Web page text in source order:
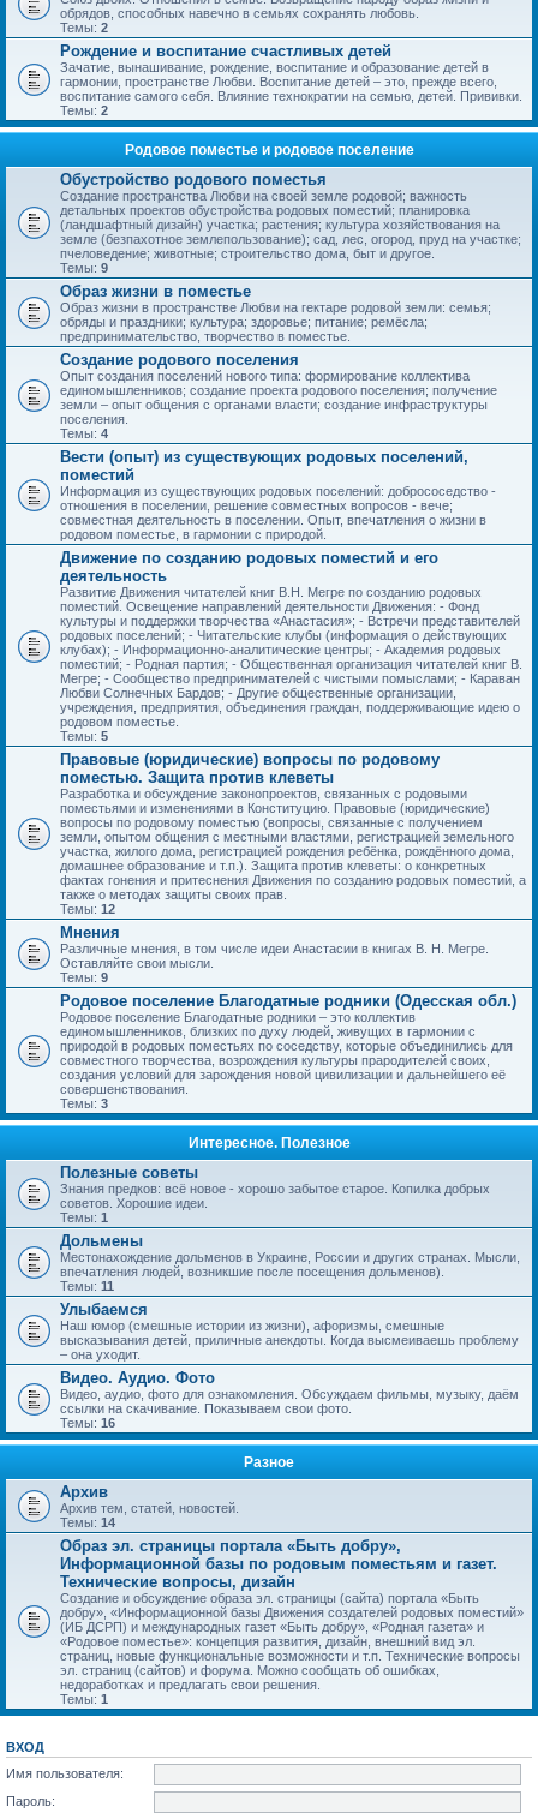
обрядов, способных навечно в семьях сохранять любовь.
Темы: 2
Рождение и воспитание счастливых детей
Зачатие, вынашивание, рождение, воспитание и образование детей в
гармонии, пространстве Любви. Воспитание детей – это, прежде всего,
воспитание самого себя. Влияние технократии на семью, детей. Прививки.
Темы: 2
Родовое поместье и родовое поселение
Обустройство родового поместья
Создание пространства Любви на своей земле родовой; важность
детальных проектов обустройства родовых поместий; планировка
(ландшафтный дизайн) участка; растения; культура хозяйствования на
земле (безпахотное землепользование); сад, лес, огород, пруд на участке;
пчеловедение; животные; строительство дома, быт и другое.
Темы: 9
Образ жизни в поместье
Образ жизни в пространстве Любви на гектаре родовой земли: семья;
обряды и праздники; культура; здоровье; питание; ремёсла;
предпринимательство, творчество в поместье.
Создание родового поселения
Опыт создания поселений нового типа: формирование коллектива
единомышленников; создание проекта родового поселения; получение
земли – опыт общения с органами власти; создание инфраструктуры
поселения.
Темы: 4
Вести (опыт) из существующих родовых поселений,
поместий
Информация из существующих родовых поселений: добрососедство -
отношения в поселении, решение совместных вопросов - вече;
совместная деятельность в поселении. Опыт, впечатления о жизни в
родовом поместье, в гармонии с природой.
Движение по созданию родовых поместий и его
деятельность
Развитие Движения читателей книг В.Н. Мегре по созданию родовых
поместий. Освещение направлений деятельности Движения: - Фонд
культуры и поддержки творчества «Анастасия»; - Встречи представителей
родовых поселений; - Читательские клубы (информация о действующих
клубах); - Информационно-аналитические центры; - Академия родовых
поместий; - Родная партия; - Общественная организация читателей книг В.
Мегре; - Сообщество предпринимателей с чистыми помыслами; - Караван
Любви Солнечных Бардов; - Другие общественные организации,
учреждения, предприятия, объединения граждан, поддерживающие идею о
родовом поместье.
Темы: 5
Правовые (юридические) вопросы по родовому
поместью. Защита против клеветы
Разработка и обсуждение законопроектов, связанных с родовыми
поместьями и изменениями в Конституцию. Правовые (юридические)
вопросы по родовому поместью (вопросы, связанные с получением
земли, опытом общения с местными властями, регистрацией земельного
участка, жилого дома, регистрацией рождения ребёнка, рождённого дома,
домашнее образование и т.п.). Защита против клеветы: о конкретных
фактах гонения и притеснения Движения по созданию родовых поместий, а
также о методах защиты своих прав.
Темы: 12
Мнения
Различные мнения, в том числе идеи Анастасии в книгах В. Н. Мегре.
Оставляйте свои мысли.
Темы: 9
Родовое поселение Благодатные родники (Одесская обл.)
Родовое поселение Благодатные родники – это коллектив
единомышленников, близких по духу людей, живущих в гармонии с
природой в родовых поместьях по соседству, которые объединились для
совместного творчества, возрождения культуры прародителей своих,
создания условий для зарождения новой цивилизации и дальнейшего её
совершенствования.
Темы: 3
Интересное. Полезное
Полезные советы
Знания предков: всё новое - хорошо забытое старое. Копилка добрых
советов. Хорошие идеи.
Темы: 1
Дольмены
Местонахождение дольменов в Украине, России и других странах. Мысли,
впечатления людей, возникшие после посещения дольменов).
Темы: 11
Улыбаемся
Наш юмор (смешные истории из жизни), афоризмы, смешные
высказывания детей, приличные анекдоты. Когда высмеиваешь проблему
– она уходит.
Видео. Аудио. Фото
Видео, аудио, фото для ознакомления. Обсуждаем фильмы, музыку, даём
ссылки на скачивание. Показываем свои фото.
Темы: 16
Разное
Архив
Архив тем, статей, новостей.
Темы: 14
Образ эл. страницы портала «Быть добру»,
Информационной базы по родовым поместьям и газет.
Технические вопросы, дизайн
Создание и обсуждение образа эл. страницы (сайта) портала «Быть
добру», «Информационной базы Движения создателей родовых поместий»
(ИБ ДСРП) и международных газет «Быть добру», «Родная газета» и
«Родовое поместье»: концепция развития, дизайн, внешний вид эл.
страниц, новые функциональные возможности и т.п. Технические вопросы
эл. страниц (сайтов) и форума. Можно сообщать об ошибках,
недоработках и предлагать свои решения.
Темы: 1
ВХОД
Имя пользователя:
Пароль: